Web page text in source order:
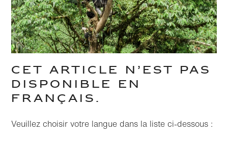
CET ARTICLE N’EST PAS
DISPONIBLE EN
FRANÇAIS.
Veuillez choisir votre langue dans la liste ci-dessous :